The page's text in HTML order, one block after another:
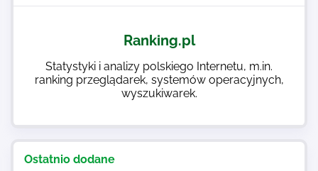
Ostatnio dodane
Ranking.pl
Statystyki i analizy polskiego Internetu, m.in.
ranking przeglądarek, systemów operacyjnych,
wyszukiwarek.